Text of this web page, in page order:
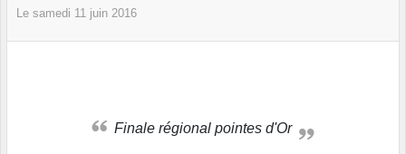
Le samedi 11 juin 2016
Finale régional pointes d'Or